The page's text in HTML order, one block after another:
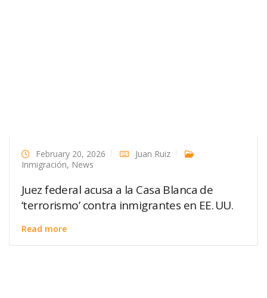
February 20, 2026
Juan Ruiz
Inmigración, News
Juez federal acusa a la Casa Blanca de
‘terrorismo’ contra inmigrantes en EE. UU.
Read more